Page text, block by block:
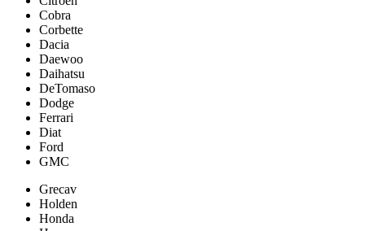
Cobra
Corbette
Dacia
Daewoo
Daihatsu
DeTomaso
Dodge
Ferrari
Diat
Ford
GMC
Grecav
Holden
Honda